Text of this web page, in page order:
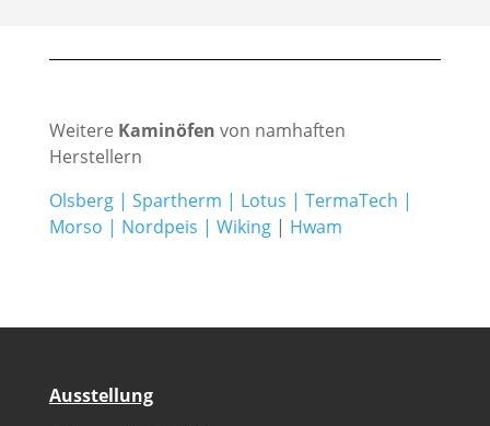
Weitere Kaminöfen von namhaften
Herstellern
Olsberg| Spartherm | Lotus | TermaTech |
Morso | Nordpeis | Wiking| Hwam
Ausstellung